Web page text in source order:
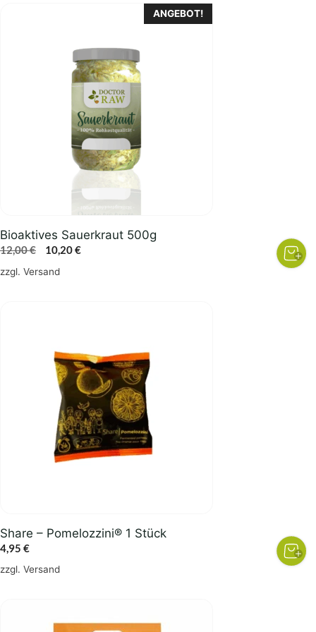
ANGEBOT!
Bioaktives Sauerkraut 500g
12,00€
Ursprünglicher
Preis
10,20€Aktueller
zzgl. Versand
Share – Pomelozzini® 1 Stück
4,95 €
zzgl. Versand